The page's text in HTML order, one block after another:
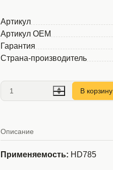
Артикул
Артикул OEM
Гарантия
Страна-производитель
В корзину
Описание
Применяемость: HD785